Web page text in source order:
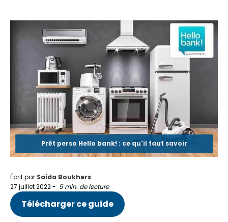
Prêt perso Hello bank! : ce qu'il faut savoir
Écrit par Saida Boukhers
27 juillet 2022- 5 min. de lecture
Télécharger ce guide